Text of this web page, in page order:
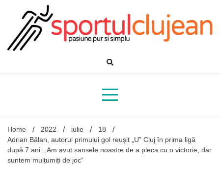
Home 2022 iulie
18
Adrian Bălan, autorul primului gol reușit „U” Cluj în prima ligă
după 7 ani: „Am avut șansele noastre de a pleca cu o victorie, dar
suntem mulțumiți de joc”